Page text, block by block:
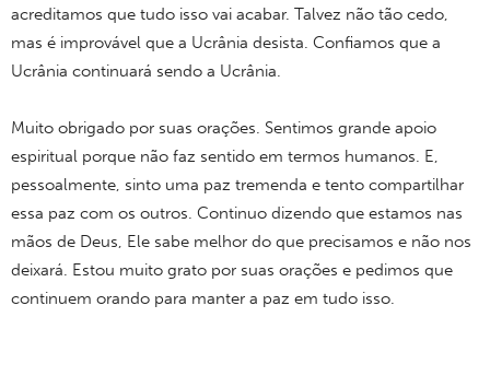
acreditamos que tudo isso vai acabar. Talvez não tão cedo,
mas é improvável que a Ucrânia desista. Confiamos que a
Ucrânia continuará sendo a Ucrânia.
Muito obrigado por suas orações. Sentimos grande apoio
espiritual porque não faz sentido em termos humanos. E,
pessoalmente, sinto uma paz tremenda e tento compartilhar
essa paz com os outros. Continuo dizendo que estamos nas
mãos de Deus, Ele sabe melhor do que precisamos e não nos
deixará. Estou muito grato por suas orações e pedimos que
continuem orando para manter a paz em tudo isso.